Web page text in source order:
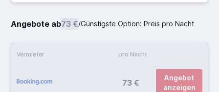
Angebote ab73 €/Günstigste Option: Preis pro Nacht
Vermieter pro Nacht
73 €
Angebot
anzeigen